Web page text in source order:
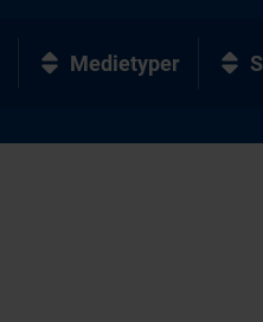
Medietyper